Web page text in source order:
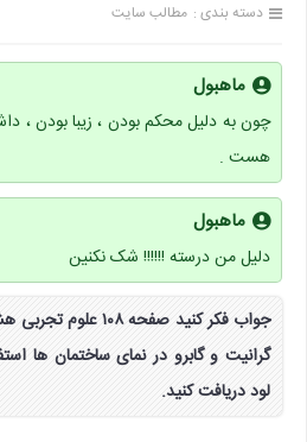
دسته بندی : مطالب سایت
ماهبول
چون به دلیل محکم بودن ، زیبا بودن ،
هست .
ماهبول
دلیل من درسته !!!!!! شک نکنین
جواب فکر کنید صفحه
گرانیت و گابرو در نمای ساختمان ها
لود دریافت کنید.